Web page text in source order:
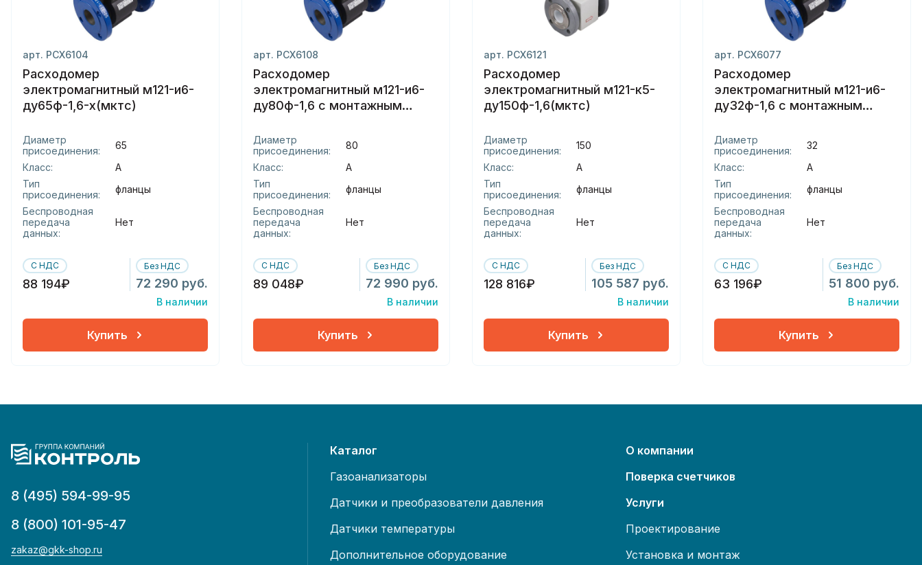
арт. РСХ6104
Расходомер
электромагнитный м121-и6-
ду65ф-1,6-х(мктс)
Диаметр
присоединения:
65
Класс:
А
Тип
присоединения:
фланцы
Беспроводная
передача
данных:
Нет
С НДС
88 194₽
Без НДС
72 290 руб.
В наличии
Купить
арт. РСХ6108
Расходомер
электромагнитный м121-и6-
ду80ф-1,6 с монтажным
Диаметр
присоединения:
80
Класс:
А
Тип
присоединения:
фланцы
Беспроводная
передача
данных:
Нет
С НДС
89 048₽
Без НДС
72 990 руб.
В наличии
Купить
арт. РСХ6121
Расходомер
электромагнитный м121-к5-
ду150ф-1,6(мктс)
Диаметр
присоединения:
150
Класс:
А
Тип
присоединения:
фланцы
Беспроводная
передача
данных:
Нет
С НДС
128 816₽
Без НДС
105 587 руб.
В наличии
Купить
арт. РСХ6077
Расходомер
электромагнитный м121-и6-
ду32ф-1,6 с монтажным
Диаметр
присоединения:
32
Класс:
А
Тип
присоединения:
фланцы
Беспроводная
передача
данных:
Нет
С НДС
63 196₽
Без НДС
51 800 руб.
В наличии
Купить
8 (495) 594-99-95
8 (800) 101-95-47
zakaz@gkk-shop.ru
Каталог
Газоанализаторы
Датчики и преобразователи давления
Датчики температуры
Дополнительное оборудование
О компании
Поверка счетчиков
Услуги
Проектирование
Установка и монтаж